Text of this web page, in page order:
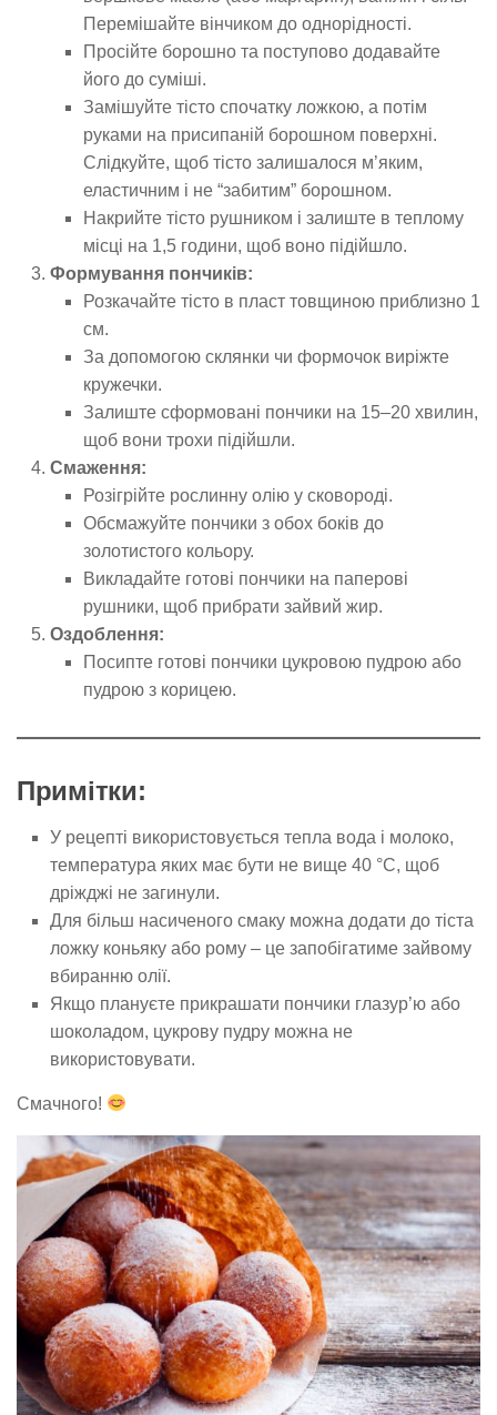
Перемішайте вінчиком до однорідності.
Просійте борошно та поступово додавайте
його до суміші.
Замішуйте тісто спочатку ложкою, а потім
руками на присипаній борошном поверхні.
Слідкуйте, щоб тісто залишалося м’яким,
еластичним і не “забитим” борошном.
Накрийте тісто рушником і залиште в теплому
місці на 1,5 години, щоб воно підійшло.
Формування пончиків:
Розкачайте тісто в пласт товщиною приблизно 1
см.
За допомогою склянки чи формочок виріжте
кружечки.
Залиште сформовані пончики на 15–20 хвилин,
щоб вони трохи підійшли.
Смаження:
Розігрійте рослинну олію у сковороді.
Обсмажуйте пончики з обох боків до
золотистого кольору.
Викладайте готові пончики на паперові
рушники, щоб прибрати зайвий жир.
Оздоблення:
Посипте готові пончики цукровою пудрою або
пудрою з корицею.
Примітки:
У рецепті використовується тепла вода і молоко,
температура яких має бути не вище 40 °C, щоб
дріжджі не загинули.
Для більш насиченого смаку можна додати до тіста
ложку коньяку або рому – це запобігатиме зайвому
вбиранню олії.
Якщо плануєте прикрашати пончики глазур’ю або
шоколадом, цукрову пудру можна не
використовувати.
Смачного!